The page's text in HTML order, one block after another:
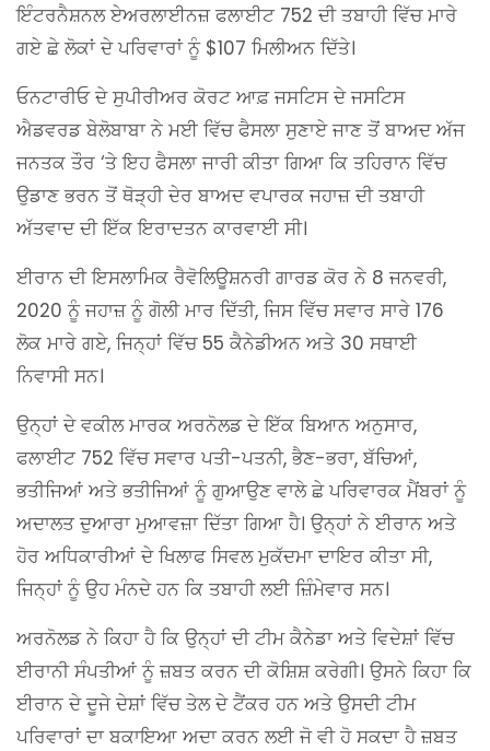
ਇੰਟਰਨੈਸ਼ਨਲ ਏਅਰਲਾਈਨਜ਼ ਫਲਾਈਟ 752 ਦੀ ਤਬਾਹੀ ਵਿੱਚ ਮਾਰੇ
ਗਏ ਛੇ ਲੋਕਾਂ ਦੇ ਪਰਿਵਾਰਾਂ ਨੂੰ $107 ਮਿਲੀਅਨ ਦਿੱਤੇ।
ਓਨਟਾਰੀਓ ਦੇ ਸੁਪੀਰੀਅਰ ਕੋਰਟ ਆਫ਼ ਜਸਟਿਸ ਦੇ ਜਸਟਿਸ
ਐਡਵਰਡ ਬੇਲੋਬਾਬਾ ਨੇ ਮਈ ਵਿੱਚ ਫੈਸਲਾ ਸੁਣਾਏ ਜਾਣ ਤੋਂ ਬਾਅਦ ਅੱਜ
ਜਨਤਕ ਤੌਰ ‘ਤੇ ਇਹ ਫੈਸਲਾ ਜਾਰੀ ਕੀਤਾ ਗਿਆ ਕਿ ਤਹਿਰਾਨ ਵਿੱਚ
ਉਡਾਣ ਭਰਨ ਤੋਂ ਥੋੜ੍ਹੀ ਦੇਰ ਬਾਅਦ ਵਪਾਰਕ ਜਹਾਜ਼ ਦੀ ਤਬਾਹੀ
ਅੱਤਵਾਦ ਦੀ ਇੱਕ ਇਰਾਦਤਨ ਕਾਰਵਾਈ ਸੀ।
ਈਰਾਨ ਦੀ ਇਸਲਾਮਿਕ ਰੈਵੋਲਿਊਸ਼ਨਰੀ ਗਾਰਡ ਕੋਰ ਨੇ 8 ਜਨਵਰੀ,
2020 ਨੂੰ ਜਹਾਜ਼ ਨੂੰ ਗੋਲੀ ਮਾਰ ਦਿੱਤੀ, ਜਿਸ ਵਿੱਚ ਸਵਾਰ ਸਾਰੇ 176
ਲੋਕ ਮਾਰੇ ਗਏ, ਜਿਨ੍ਹਾਂ ਵਿੱਚ 55 ਕੈਨੇਡੀਅਨ ਅਤੇ 30 ਸਥਾਈ
ਨਿਵਾਸੀ ਸਨ।
ਉਨ੍ਹਾਂ ਦੇ ਵਕੀਲ ਮਾਰਕ ਅਰਨੋਲਡ ਦੇ ਇੱਕ ਬਿਆਨ ਅਨੁਸਾਰ,
ਫਲਾਈਟ 752 ਵਿੱਚ ਸਵਾਰ ਪਤੀ-ਪਤਨੀ, ਭੈਣ-ਭਰਾ, ਬੱਚਿਆਂ,
ਭਤੀਜਿਆਂ ਅਤੇ ਭਤੀਜਿਆਂ ਨੂੰ ਗੁਆਉਣ ਵਾਲੇ ਛੇ ਪਰਿਵਾਰਕ ਮੈਂਬਰਾਂ ਨੂੰ
ਅਦਾਲਤ ਦੁਆਰਾ ਮੁਆਵਜ਼ਾ ਦਿੱਤਾ ਗਿਆ ਹੈ। ਉਨ੍ਹਾਂ ਨੇ ਈਰਾਨ ਅਤੇ
ਹੋਰ ਅਧਿਕਾਰੀਆਂ ਦੇ ਖਿਲਾਫ ਸਿਵਲ ਮੁਕੱਦਮਾ ਦਾਇਰ ਕੀਤਾ ਸੀ,
ਜਿਨ੍ਹਾਂ ਨੂੰ ਉਹ ਮੰਨਦੇ ਹਨ ਕਿ ਤਬਾਹੀ ਲਈ ਜ਼ਿੰਮੇਵਾਰ ਸਨ।
ਅਰਨੋਲਡ ਨੇ ਕਿਹਾ ਹੈ ਕਿ ਉਨ੍ਹਾਂ ਦੀ ਟੀਮ ਕੈਨੇਡਾ ਅਤੇ ਵਿਦੇਸ਼ਾਂ ਵਿੱਚ
ਈਰਾਨੀ ਸੰਪਤੀਆਂ ਨੂੰ ਜ਼ਬਤ ਕਰਨ ਦੀ ਕੋਸ਼ਿਸ਼ ਕਰੇਗੀ। ਉਸਨੇ ਕਿਹਾ ਕਿ
ਈਰਾਨ ਦੇ ਦੂਜੇ ਦੇਸ਼ਾਂ ਵਿੱਚ ਤੇਲ ਦੇ ਟੈਂਕਰ ਹਨ ਅਤੇ ਉਸਦੀ ਟੀਮ
ਪਰਿਵਾਰਾਂ ਦਾ ਬਕਾਇਆ ਅਦਾ ਕਰਨ ਲਈ ਜੋ ਵੀ ਹੋ ਸਕਦਾ ਹੈ ਜ਼ਬਤ